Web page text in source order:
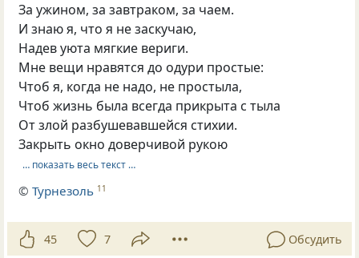
За ужином, за завтраком, за чаем.
И знаю я, что я не заскучаю,
Надев уюта мягкие вериги.
Мне вещи нравятся до одури простые:
Чтоб я, когда не надо, не простыла,
Чтоб жизнь была всегда прикрыта с тыла
От злой разбушевавшейся стихии.
Закрыть окно доверчивой рукою
… показать весь текст …
©Турнезоль 11
45 7 Обсудить